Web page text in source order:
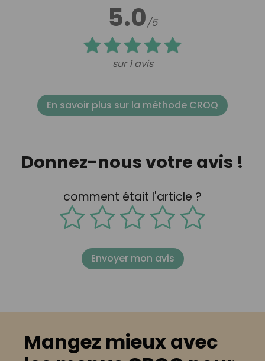
5.0/5
sur 1 avis
En savoir plus sur la méthode CROQ
Donnez-nous votre avis !
comment était l'article ?
Envoyer mon avis
Mangez mieux avec